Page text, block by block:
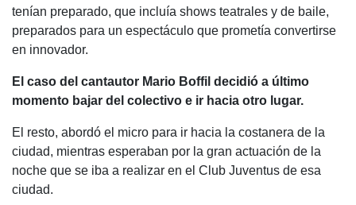
tenían preparado, que incluía shows teatrales y de baile,
preparados para un espectáculo que prometía convertirse
en innovador.
El caso del cantautor Mario Boffil decidió a último
momento bajar del colectivo e ir hacia otro lugar.
El resto, abordó el micro para ir hacia la costanera de la
ciudad, mientras esperaban por la gran actuación de la
noche que se iba a realizar en el Club Juventus de esa
ciudad.